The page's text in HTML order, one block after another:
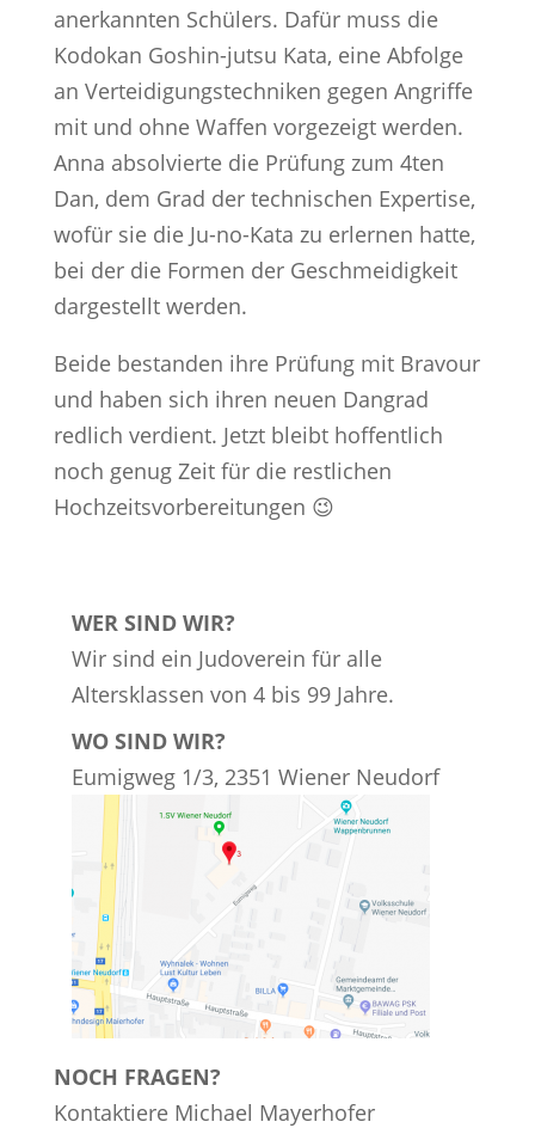
anerkannten Schülers. Dafür muss die
Kodokan Goshin-jutsu Kata, eine Abfolge
an Verteidigungstechniken gegen Angriffe
mit und ohne Waffen vorgezeigt werden.
Anna absolvierte die Prüfung zum 4ten
Dan, dem Grad der technischen Expertise,
wofür sie die Ju-no-Kata zu erlernen hatte,
bei der die Formen der Geschmeidigkeit
dargestellt werden.
Beide bestanden ihre Prüfung mit Bravour
und haben sich ihren neuen Dangrad
redlich verdient. Jetzt bleibt hoffentlich
noch genug Zeit für die restlichen
Hochzeitsvorbereitungen 😉
WER SIND WIR?
Wir sind ein Judoverein für alle
Altersklassen von 4 bis 99 Jahre.
WO SIND WIR?
Eumigweg 1/3, 2351 Wiener Neudorf
NOCH FRAGEN?
Kontaktiere Michael Mayerhofer